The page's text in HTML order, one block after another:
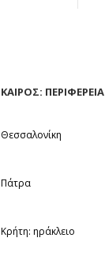
ΚΑΙΡΟΣ: ΠΕΡΙΦΕΡΕΙΑ
Θεσσαλονίκη
Πάτρα
Κρήτη: ηράκλειο